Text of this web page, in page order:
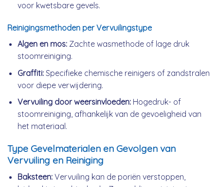
voor kwetsbare gevels.
Reinigingsmethoden per Vervuilingstype
Algen en mos:Zachte wasmethode of lage druk
stoomreiniging.
Graffiti:Specifieke chemische reinigers of zandstralen
voor diepe verwijdering.
Vervuiling door weersinvloeden:Hogedruk- of
stoomreiniging, afhankelijk van de gevoeligheid van
het materiaal.
Type Gevelmaterialen en Gevolgen van
Vervuiling en Reiniging
Baksteen:Vervuiling kan de poriën verstoppen,